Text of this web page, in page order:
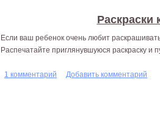
Раскраски
Если ваш ребенок очень любит
Распечатайте приглянувшуюся раскраску и
1 комментарий Добавить комментарий